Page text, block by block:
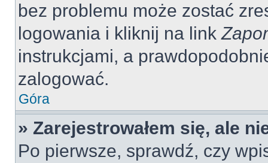
bez problemu może zostać
logowania i kliknij na link
instrukcjami, a
zalogować.
Góra
» Zarejestrowałem się, ale
Po pierwsze, sprawdź, czy